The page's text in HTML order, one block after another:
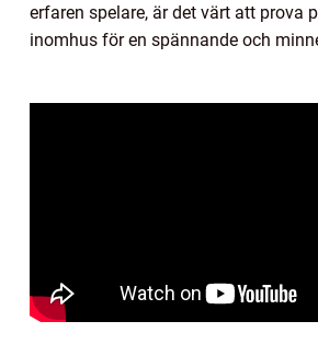
erfaren spelare, är det värt att prova
inomhus för en spännande och